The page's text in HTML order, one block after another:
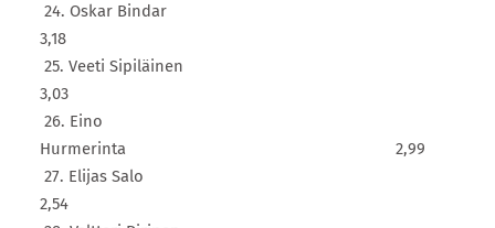
24. Oskar Bindar
3,18
25. Veeti Sipiläinen
3,03
26. Eino
Hurmerinta 2,99
27. Elijas Salo
2,54